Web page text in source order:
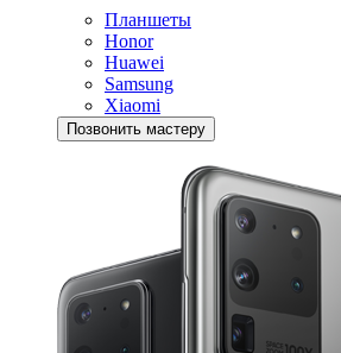
Планшеты
Honor
Huawei
Samsung
Xiaomi
Позвонить мастеру